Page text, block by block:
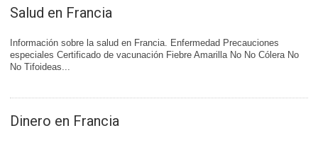
Salud en Francia
Información sobre la salud en Francia. Enfermedad Precauciones
especiales Certificado de vacunación Fiebre Amarilla No No Cólera No
No Tifoideas...
Dinero en Francia